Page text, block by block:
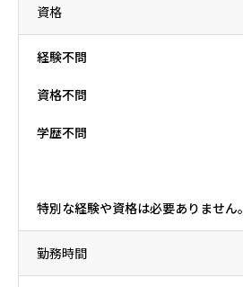
資格
経験不問
資格不問
学歴不問
特別な経験や資格は必要ありません。
勤務時間